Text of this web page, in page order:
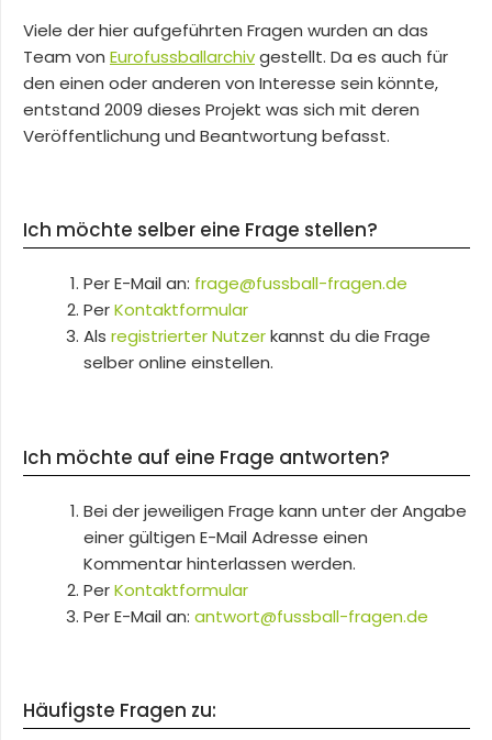
Viele der hier aufgeführten Fragen wurden an das
Team von Eurofussballarchivgestellt. Da es auch für
den einen oder anderen von Interesse sein könnte,
entstand 2009 dieses Projekt was sich mit deren
Veröffentlichung und Beantwortung befasst.
Ich möchte selber eine Frage stellen?
Per E-Mail an: frage@fussball-fragen.de
PerKontaktformular
Als registrierter Nutzerkannst du die Frage
selber online einstellen.
Ich möchte auf eine Frage antworten?
Bei der jeweiligen Frage kann unter der Angabe
einer gültigen E-Mail Adresse einen
Kommentar hinterlassen werden.
PerKontaktformular
Per E-Mail an: antwort@fussball-fragen.de
Häufigste Fragen zu: